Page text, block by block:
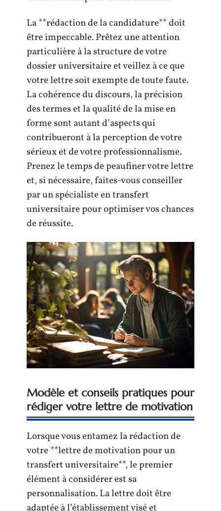
La **rédaction de la candidature** doit
être impeccable. Prêtez une attention
particulière à la structure de votre
dossier universitaire et veillez à ce que
votre lettre soit exempte de toute faute.
La cohérence du discours, la précision
des termes et la qualité de la mise en
forme sont autant d’aspects qui
contribueront à la perception de votre
sérieux et de votre professionnalisme.
Prenez le temps de peaufiner votre lettre
et, si nécessaire, faites-vous conseiller
par un spécialiste en transfert
universitaire pour optimiser vos chances
de réussite.
Modèle et conseils pratiques pour
rédiger votre lettre de motivation
Lorsque vous entamez la rédaction de
votre **lettre de motivation pour un
transfert universitaire**, le premier
élément à considérer est sa
personnalisation. La lettre doit être
adaptée à l’établissement visé et